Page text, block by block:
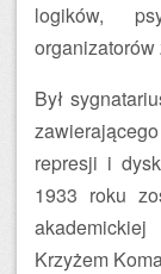
logików,
Był
represji i
1933 roku
Krzyżem